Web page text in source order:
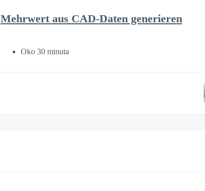
Mehrwert aus CAD-Daten generieren
Oko 30 minuta